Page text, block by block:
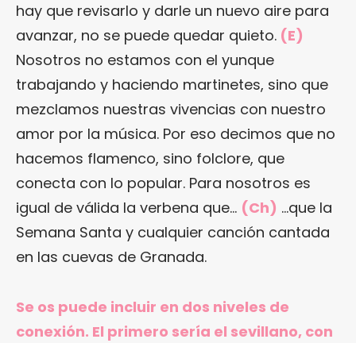
hay que revisarlo y darle un nuevo aire para
avanzar, no se puede quedar quieto. (E)
Nosotros no estamos con el yunque
trabajando y haciendo martinetes, sino que
mezclamos nuestras vivencias con nuestro
amor por la música. Por eso decimos que no
hacemos flamenco, sino folclore, que
conecta con lo popular. Para nosotros es
igual de válida la verbena que… (Ch) …que la
Semana Santa y cualquier canción cantada
en las cuevas de Granada.
Se os puede incluir en dos niveles de
conexión. El primero sería el sevillano, con